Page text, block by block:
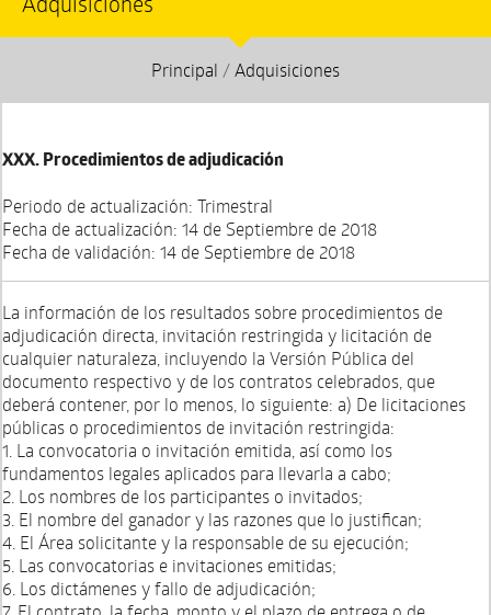
Principal /Adquisiciones
XXX. Procedimientos de adjudicación
Periodo de actualización: Trimestral
Fecha de actualización: 14 de Septiembre de 2018
Fecha de validación: 14 de Septiembre de 2018
La información de los resultados sobre procedimientos de
adjudicación directa, invitación restringida y licitación de
cualquier naturaleza, incluyendo la Versión Pública del
documento respectivo y de los contratos celebrados, que
deberá contener, por lo menos, lo siguiente: a) De licitaciones
públicas o procedimientos de invitación restringida:
1. La convocatoria o invitación emitida, así como los
fundamentos legales aplicados para llevarla a cabo;
2. Los nombres de los participantes o invitados;
3. El nombre del ganador y las razones que lo justifican;
4. El Área solicitante y la responsable de su ejecución;
5. Las convocatorias e invitaciones emitidas;
6. Los dictámenes y fallo de adjudicación;